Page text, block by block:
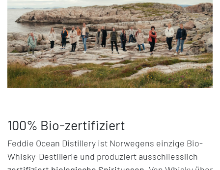
100% Bio-zertifiziert
Feddie Ocean Distillery ist Norwegens einzige Bio-
Whisky-Destillerie und produziert ausschliesslich